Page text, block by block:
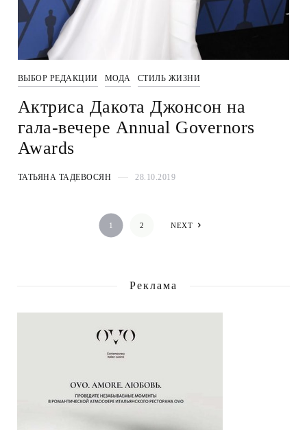
ВЫБОР РЕДАКЦИИ МОДА СТИЛЬ ЖИЗНИ
Актриса Дакота Джонсон на
гала-вечере Annual Governors
Awards
ТАТЬЯНА ТАДЕВОСЯН 28.10.2019
1 2 NEXT
Реклама